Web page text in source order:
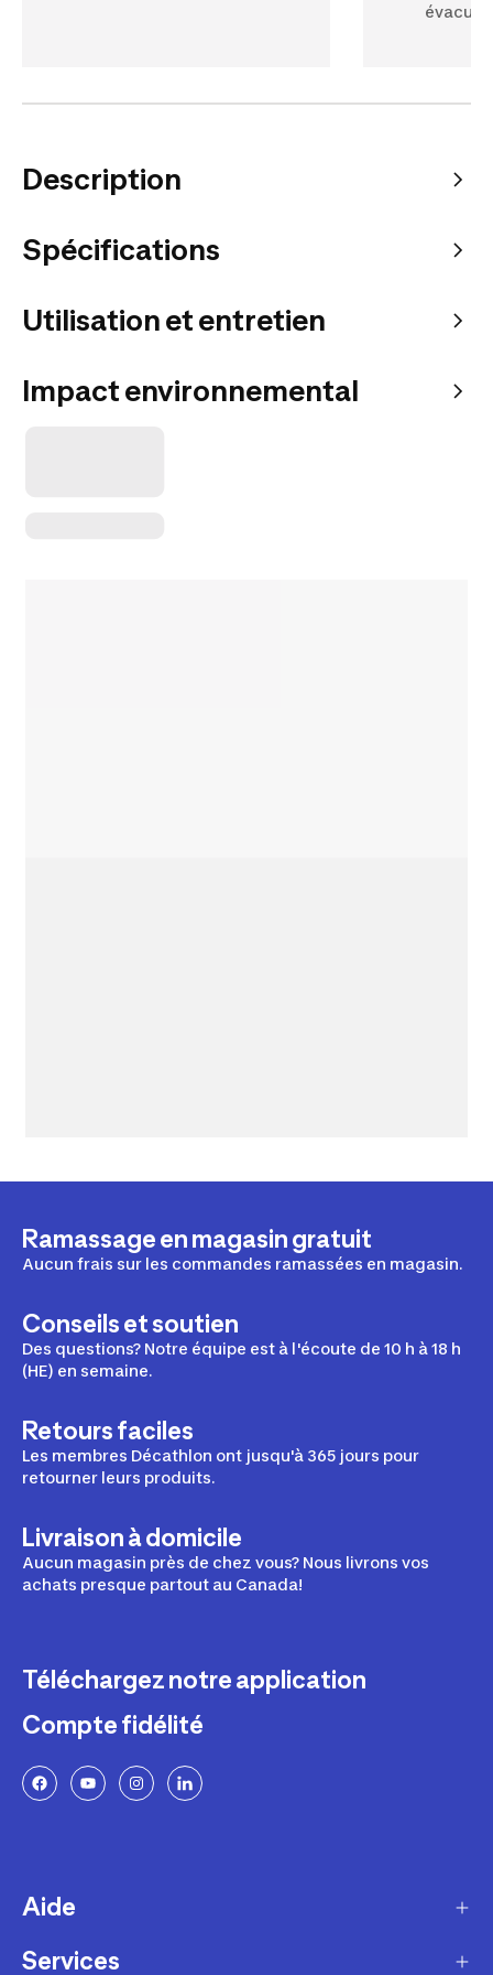
évacue
Description
Spécifications
Utilisation et entretien
Impact environnemental
Ramassage en magasin gratuit
Aucun frais sur les commandes ramassées en magasin.
Conseils et soutien
Des questions? Notre équipe est à l'écoute de 10 h à 18 h
(HE) en semaine.
Retours faciles
Les membres Décathlon ont jusqu'à 365 jours pour
retourner leurs produits.
Livraison à domicile
Aucun magasin près de chez vous? Nous livrons vos
achats presque partout au Canada!
Téléchargez notre application
Compte fidélité
Aide
Livraison
Services